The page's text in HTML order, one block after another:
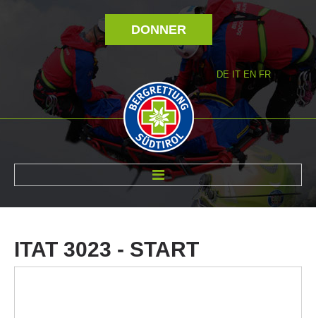
DONNER
DE IT EN FR
ITAT 3023 - START